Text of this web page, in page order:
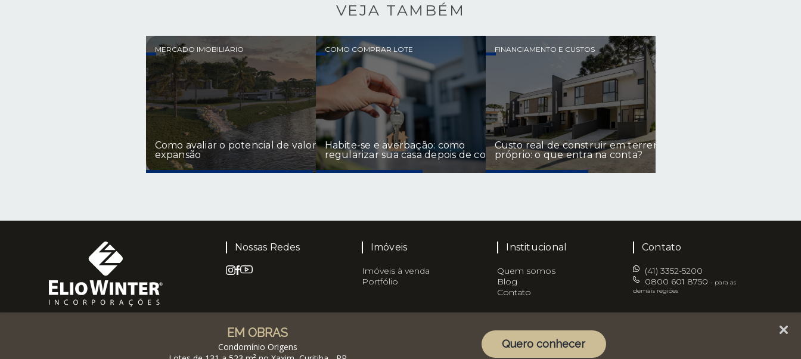
EM OBRAS
Condomínio Origens
Quero conhecer
VEJA TAMBÉM
MERCADO IMOBILIÁRIO
Como avaliar o potencial de valorização de lotes em cidades em
expansão
COMO COMPRAR LOTE
Habite-se e averbação: como
regularizar sua casa depois de construir
FINANCIAMENTO E CUSTOS
Custo real de construir em terreno
próprio: o que entra na conta?
Nossas Redes Imóveis
Imóveis à venda
Portfólio
Institucional
Quem somos
Blog
Contato
Contato
(41) 3352-5200
0800 601 8750 - para as
demais regiões